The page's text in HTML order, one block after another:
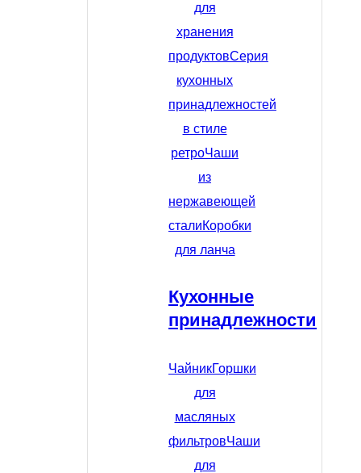
для
хранения
продуктовСерия
кухонных
принадлежностей
в стиле
ретроЧаши
из
нержавеющей
сталиКоробки
для ланча
Кухонные
принадлежности
ЧайникГоршки
для
масляных
фильтровЧаши
для